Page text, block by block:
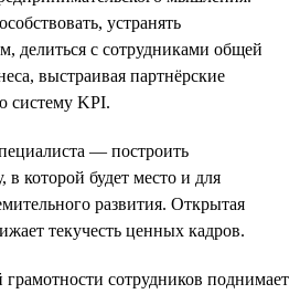
устранять
делиться с сотрудниками общей
выстраивая партнёрские
систему KPI.
— построить
в которой будет место и для
развития. Открытая
текучесть ценных кадров.
сотрудников поднимает